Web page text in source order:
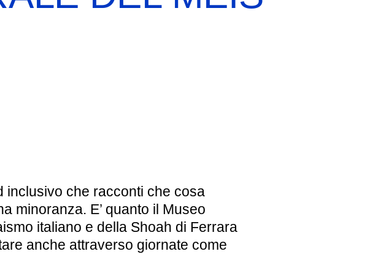
inclusivo che racconti che cosa
minoranza. E’ quanto il Museo
italiano e della Shoah di Ferrara
anche attraverso giornate come